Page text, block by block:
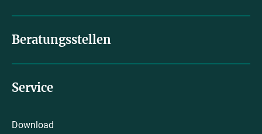
Beratungsstellen
Service
Download